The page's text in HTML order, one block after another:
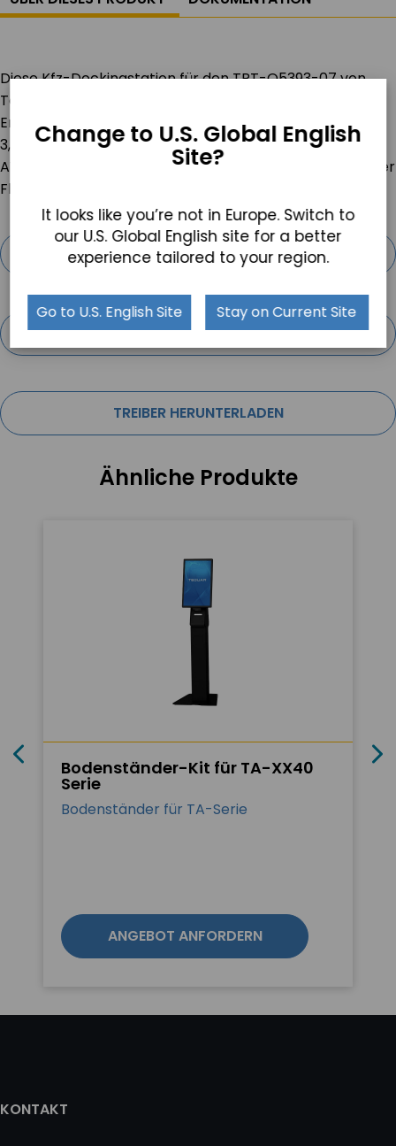
Diese Kfz-Dockingstation für den TRT-Q5393-07 von
Teguar verfügt über 8 Eingänge/Ausgänge: 1x
Entriegelungstaste, 1x Micro-USB. 1x USB Typ A (Host). 1x
3,5 mm Audio-Ausgang, 1x Mikrofon-Eingang, 1x 3,5 mm
AV-Eingang, 1x 6-poliger Pogo Pin-Anschluss, 1x 6-poliger
Flottenanschluss (RS232-Tx/Rx, 12V, IGN).
DATENBLATT ANSEHEN
GARANTIE
TREIBER HERUNTERLADEN
Ähnliche Produkte
Bodenständer-Kit für TA-XX40
Serie
Bodenständer für TA-Serie
ANGEBOT ANFORDERN
KONTAKT
Change to U.S. Global English
Site?
It looks like you’re not in Europe. Switch to
our U.S. Global English site for a better
experience tailored to your region.
Go to U.S. English Site Stay on Current Site